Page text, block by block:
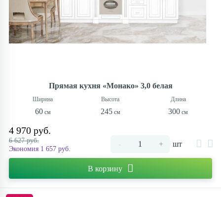
Прямая кухня «Монако» 3,0 белая
60 245 300
4 970 руб.
6 627 руб.
Экономия 1 657 руб.
- + шт
В корзину